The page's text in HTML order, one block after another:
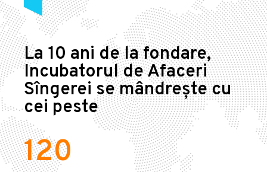
La 10 ani de la fondare,
Incubatorul de Afaceri
Sîngerei se mândrește cu
cei peste
120